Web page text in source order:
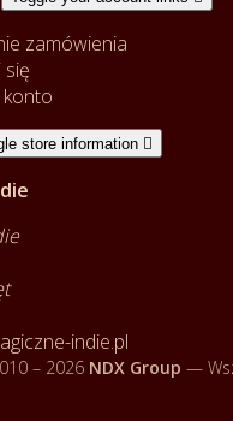
zamówienia
się
store information 
indie.pl
– 2026 NDX Group —